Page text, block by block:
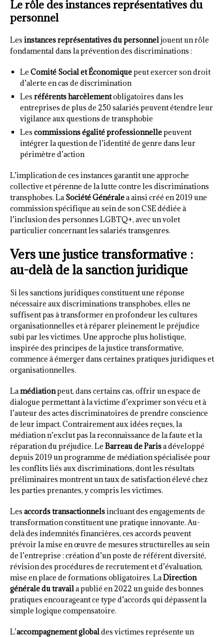
Le rôle des instances représentatives du
personnel
Les instances représentatives du personneljouent un rôle
fondamental dans la prévention des discriminations :
Le Comité Social et Économiquepeut exercer son droit
d’alerte en cas de discrimination
Les référents harcèlementobligatoires dans les
entreprises de plus de 250 salariés peuvent étendre leur
vigilance aux questions de transphobie
Les commissions égalité professionnellepeuvent
intégrer la question de l’identité de genre dans leur
périmètre d’action
L’implication de ces instances garantit une approche
collective et pérenne de la lutte contre les discriminations
transphobes. LaSociété Généralea ainsi créé en 2019 une
commission spécifique au sein de son CSE dédiée à
l’inclusion des personnes LGBTQ+, avec un volet
particulier concernant les salariés transgenres.
Vers une justice transformative :
au-delà de la sanction juridique
Si les sanctions juridiques constituent une réponse
nécessaire aux discriminations transphobes, elles ne
suffisent pas à transformer en profondeur les cultures
organisationnelles et à réparer pleinement le préjudice
subi par les victimes. Une approche plus holistique,
inspirée des principes de la justice transformative,
commence à émerger dans certaines pratiques juridiques et
organisationnelles.
Lamédiationpeut, dans certains cas, offrir un espace de
dialogue permettant à la victime d’exprimer son vécu et à
l’auteur des actes discriminatoires de prendre conscience
de leur impact. Contrairement aux idées reçues, la
médiation n’exclut pas la reconnaissance de la faute et la
réparation du préjudice. Le Barreau de Parisa développé
depuis 2019 un programme de médiation spécialisée pour
les conflits liés aux discriminations, dont les résultats
préliminaires montrent un taux de satisfaction élevé chez
les parties prenantes, y compris les victimes.
Les accords transactionnelsincluant des engagements de
transformation constituent une pratique innovante. Au-
delà des indemnités financières, ces accords peuvent
prévoir la mise en œuvre de mesures structurelles au sein
de l’entreprise : création d’un poste de référent diversité,
révision des procédures de recrutement et d’évaluation,
mise en place de formations obligatoires. LaDirection
générale du travaila publié en 2022 un guide des bonnes
pratiques encourageant ce type d’accords qui dépassent la
simple logique compensatoire.
L’accompagnement globaldes victimes représente un